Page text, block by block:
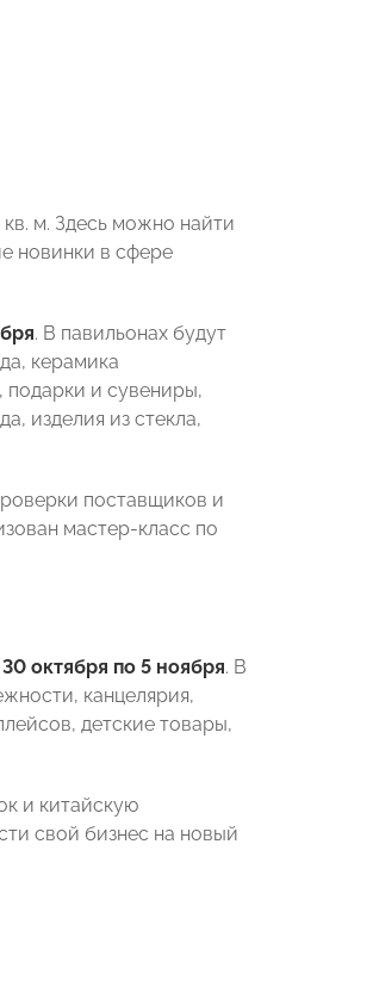
м. Здесь можно найти
новинки в сфере
. В павильонах будут
керамика
подарки и сувениры,
изделия из стекла,
поставщиков и
мастер-класс по
октября по 5 ноября. В
канцелярия,
детские товары,
и китайскую
свой бизнес на новый